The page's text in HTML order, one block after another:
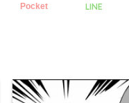
Pocket LINE